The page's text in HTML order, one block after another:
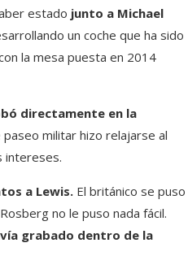
estado junto a Michael
un coche que ha sido
la mesa puesta en 2014
directamente en la
militar hizo relajarse al
intereses.
a Lewis. El británico se puso
no le puso nada fácil.
grabado dentro de la